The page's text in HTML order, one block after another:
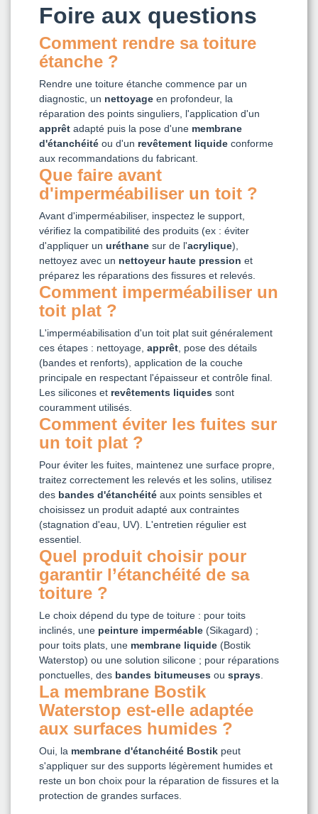
Foire aux questions
Comment rendre sa toiture
étanche ?
Rendre une toiture étanche commence par un
diagnostic, un nettoyage en profondeur, la
réparation des points singuliers, l'application d'un
apprêt adapté puis la pose d'une membrane
d'étanchéité ou d'un revêtement liquide conforme
aux recommandations du fabricant.
Que faire avant
d'imperméabiliser un toit ?
Avant d'imperméabiliser, inspectez le support,
vérifiez la compatibilité des produits (ex : éviter
d'appliquer un uréthane sur de l'acrylique),
nettoyez avec un nettoyeur haute pression et
préparez les réparations des fissures et relevés.
Comment imperméabiliser un
toit plat ?
L'imperméabilisation d'un toit plat suit généralement
ces étapes : nettoyage, apprêt , pose des détails
(bandes et renforts), application de la couche
principale en respectant l'épaisseur et contrôle final.
Les silicones et revêtements liquides sont
couramment utilisés.
Comment éviter les fuites sur
un toit plat ?
Pour éviter les fuites, maintenez une surface propre,
traitez correctement les relevés et les solins, utilisez
des bandes d'étanchéité aux points sensibles et
choisissez un produit adapté aux contraintes
(stagnation d'eau, UV). L'entretien régulier est
essentiel.
Quel produit choisir pour
garantir l’étanchéité de sa
toiture ?
Le choix dépend du type de toiture : pour toits
inclinés, une peinture imperméable (Sikagard) ;
pour toits plats, une membrane liquide (Bostik
Waterstop) ou une solution silicone ; pour réparations
ponctuelles, des bandes bitumeuses ou sprays
La membrane Bostik
Waterstop est-elle adaptée
aux surfaces humides ?
Oui, la membrane d'étanchéité Bostik peut
s'appliquer sur des supports légèrement humides et
reste un bon choix pour la réparation de fissures et la
protection de grandes surfaces.